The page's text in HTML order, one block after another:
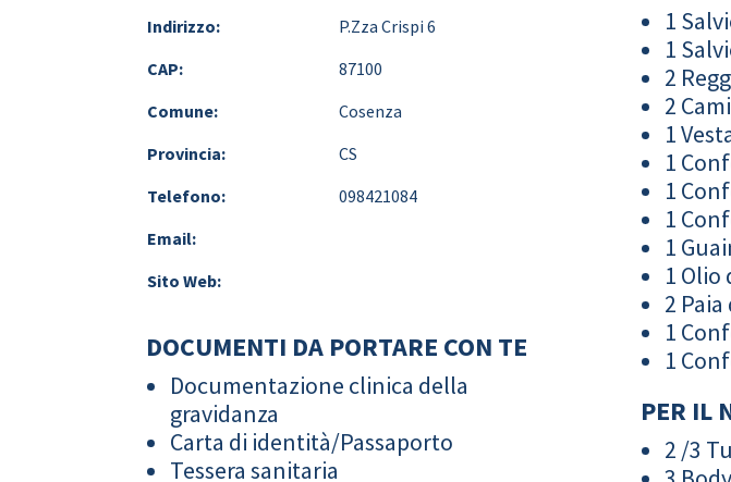
Indirizzo:
P.Zza Crispi 6
CAP:
87100
Comune:
Cosenza
Provincia:
CS
Telefono:
098421084
Email:
Sito Web:
DOCUMENTI DA PORTARE CON TE
Documentazione clinica della
gravidanza
Carta di identità/Passaporto
Tessera sanitaria
1
1
2
2
1
1
1
1
1
1 Olio
2
1
1
PER IL
2 /3